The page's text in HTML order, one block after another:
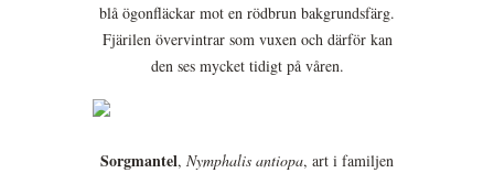
blå ögonfläckar mot en rödbrun bakgrundsfärg.
Fjärilen övervintrar som vuxen och därför kan
den ses mycket tidigt på våren.
Sorgmantel, Nymphalis antiopa, art i familjen